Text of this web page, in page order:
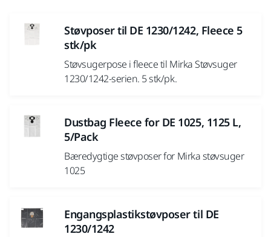
Støvposer til DE 1230/1242, Fleece 5
stk/pk
Støvsugerpose i fleece til Mirka Støvsuger
1230/1242-serien. 5 stk/pk.
Dustbag Fleece for DE 1025, 1125 L,
5/Pack
Bæredygtige støvposer for Mirka støvsuger
1025
Engangsplastikstøvposer til DE
1230/1242